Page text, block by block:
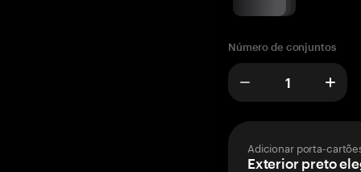
Número de conjuntos
Adicionar porta-
Exterior preto